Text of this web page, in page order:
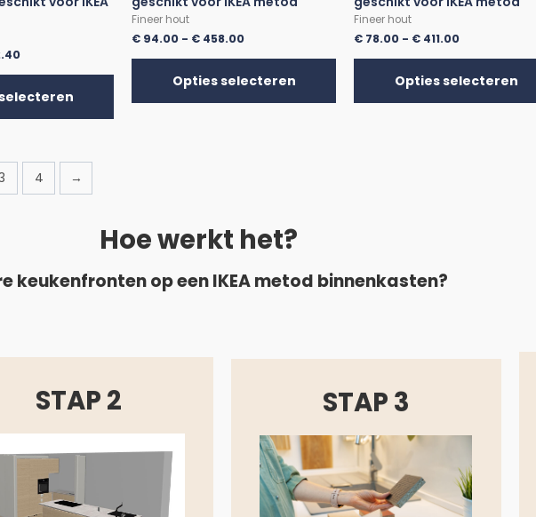
Fineer hout
€ 94.00 - € 458.00
Opties selecteren
Fineer hout
€ 78.00 - € 411.00
Opties selecteren
4 →
Hoe werkt het?
keukenfronten op een IKEA metod binnenkasten?
STAP 2 STAP 3